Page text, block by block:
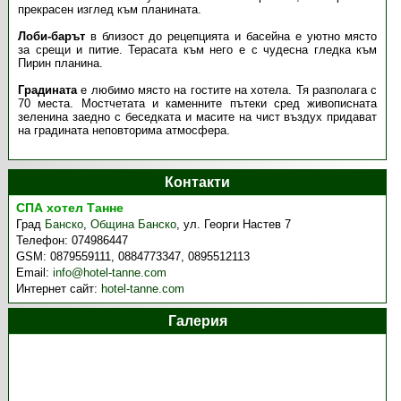
прекрасен изглед към планината.
Лоби-барътв близост до рецепцията и басейна е уютно място
за срещи и питие. Терасата към него е с чудесна гледка към
Пирин планина.
Градинатае любимо място на гостите на хотела. Тя разполага с
70 места. Мостчетата и каменните пътеки сред живописната
зеленина заедно с беседката и масите на чист въздух придават
на градината неповторима атмосфера.
Контакти
СПА хотел Танне
Град Банско,Община Банско,ул. Георги Настев 7
Телефон:074986447
GSM:0879559111, 0884773347, 0895512113
Email:info@hotel-tanne.com
Интернет сайт: hotel-tanne.com
Галерия